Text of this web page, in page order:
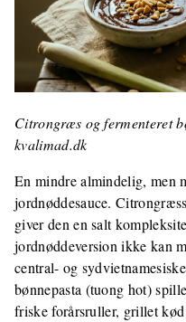
Citrongræs og fermenteret
kvalimad.dk
En mindre almindelig, men
jordnøddesauce.
giver den en salt
jordnøddeversion ikke kan
central- og
bønnepasta (tuong hot)
friske forårsruller, grillet